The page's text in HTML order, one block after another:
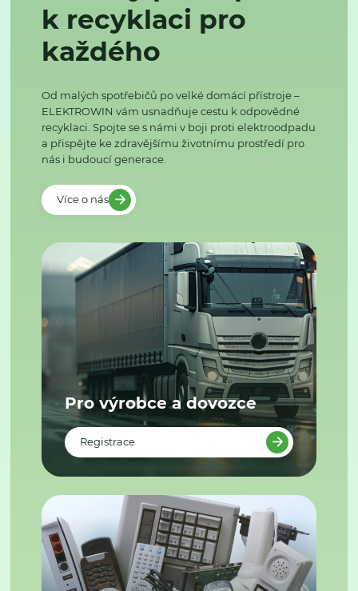
k recyklaci pro
každého
Od malých spotřebičů po velké domácí přístroje –
ELEKTROWIN vám usnadňuje cestu k odpovědné
recyklaci. Spojte se s námi v boji proti elektroodpadu
a přispějte ke zdravějšímu životnímu prostředí pro
nás i budoucí generace.
Více o nás
Pro výrobce a dovozce
Registrace